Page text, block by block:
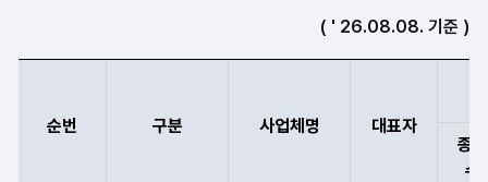
( ' 26.08.08. 기준 )
순번 구분 사업체명
대표자
종목
수